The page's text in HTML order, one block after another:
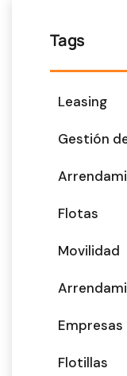
Tags
Leasing
Gestión
Flotas
Movilidad
Empresas
Flotillas